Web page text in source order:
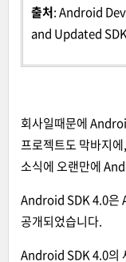
출처:Android
and Updated
회사일때문에
프로젝트도 막바지
소식에 오랜만에
Android SDK 4.0은
공개되었습니다.
Android SDK 4.0의